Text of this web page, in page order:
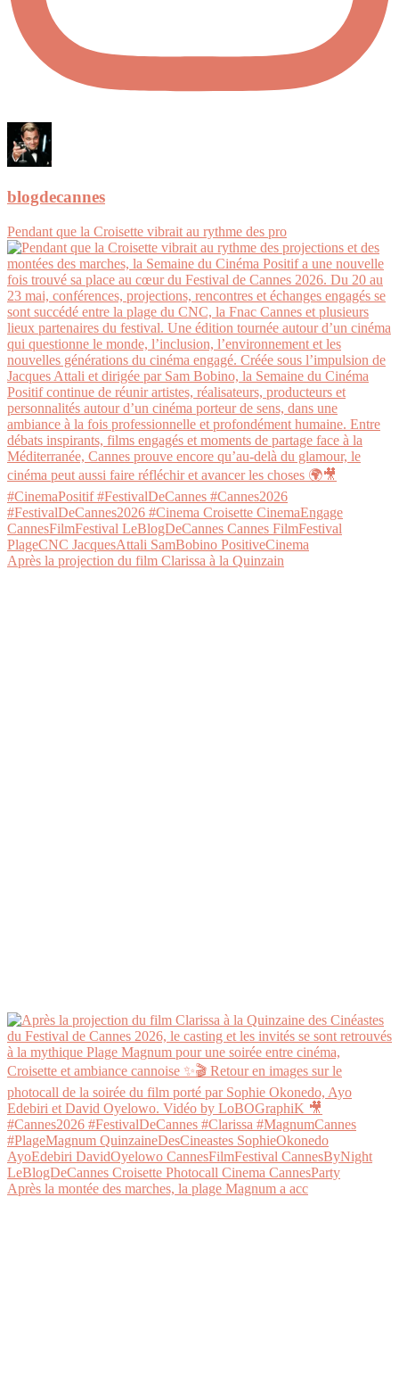
blogdecannes
Pendant que la Croisette vibrait au rythme des pro
Après la projection du film Clarissa à la Quinzain
Après la montée des marches, la plage Magnum a acc